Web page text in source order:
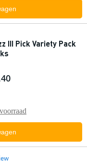
III Pick Variety Pack